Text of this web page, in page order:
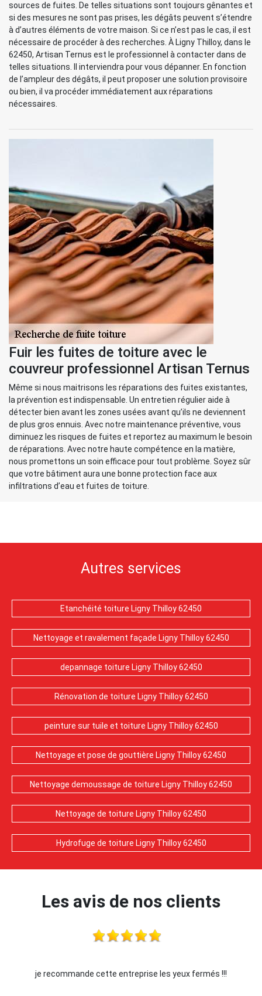
sources de fuites. De telles situations sont toujours gênantes et
si des mesures ne sont pas prises, les dégâts peuvent s’étendre
à d’autres éléments de votre maison. Si ce n’est pas le cas, il est
nécessaire de procéder à des recherches. À Ligny Thilloy, dans le
62450, Artisan Ternus est le professionnel à contacter dans de
telles situations. Il interviendra pour vous dépanner. En fonction
de l’ampleur des dégâts, il peut proposer une solution provisoire
ou bien, il va procéder immédiatement aux réparations
nécessaires.
Fuir les fuites de toiture avec le
couvreur professionnel Artisan Ternus
Même si nous maitrisons les réparations des fuites existantes,
la prévention est indispensable. Un entretien régulier aide à
détecter bien avant les zones usées avant qu’ils ne deviennent
de plus gros ennuis. Avec notre maintenance préventive, vous
diminuez les risques de fuites et reportez au maximum le besoin
de réparations. Avec notre haute compétence en la matière,
nous promettons un soin efficace pour tout problème. Soyez sûr
que votre bâtiment aura une bonne protection face aux
infiltrations d’eau et fuites de toiture.
Autres services
Etanchéité toiture Ligny Thilloy 62450
Nettoyage et ravalement façade Ligny Thilloy 62450
depannage toiture Ligny Thilloy 62450
Rénovation de toiture Ligny Thilloy 62450
peinture sur tuile et toiture Ligny Thilloy 62450
Nettoyage et pose de gouttière Ligny Thilloy 62450
Nettoyage demoussage de toiture Ligny Thilloy 62450
Nettoyage de toiture Ligny Thilloy 62450
Hydrofuge de toiture Ligny Thilloy 62450
Les avis de nos clients
je recommande cette entreprise les yeux fermés !!!